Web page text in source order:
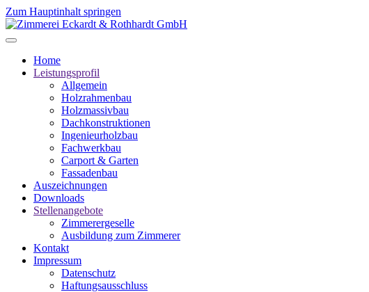
Zum Hauptinhalt springen
Home
Leistungsprofil
Allgemein
Holzrahmenbau
Holzmassivbau
Dachkonstruktionen
Ingenieurholzbau
Fachwerkbau
Carport & Garten
Fassadenbau
Auszeichnungen
Downloads
Stellenangebote
Zimmerergeselle
Ausbildung zum Zimmerer
Kontakt
Impressum
Datenschutz
Haftungsausschluss